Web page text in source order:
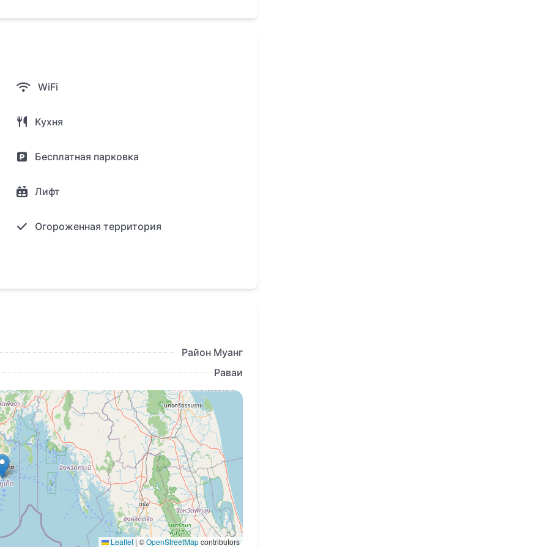
торговые центры Вилла Маркет и Макро в 10
видом на горы и Адаманское море
WiFi
Кухня
Бесплатная парковка
Лифт
Огороженная территория
Район Муанг
Раваи
Leaflet | ©OpenStreetMapcontributors